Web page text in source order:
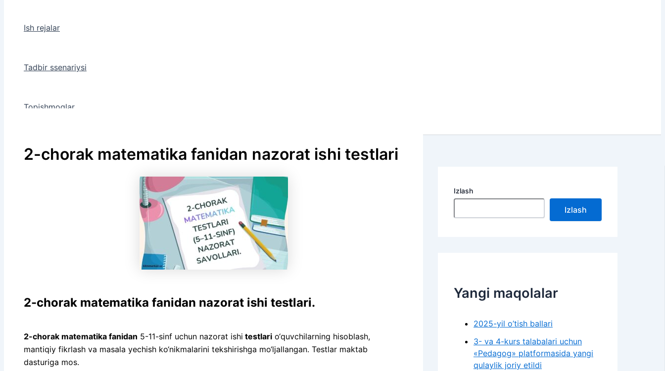
Ish rejalar
Tadbir ssenariysi
Topishmoqlar
2-chorak matematika fanidan nazorat ishi testlari
2-chorak matematika fanidan nazorat ishi testlari.
2-chorak matematika fanidan 5-11-sinf uchun nazorat ishi testlari o‘quvchilarning hisoblash,
mantiqiy fikrlash va masala yechish ko‘nikmalarini tekshirishga mo‘ljallangan. Testlar maktab
dasturiga mos.
Izlash
Izlash
Yangi maqolalar
2025-yil o’tish ballari
3- va 4-kurs talabalari uchun
«Pedagog» platformasida yangi
qulaylik joriy etildi